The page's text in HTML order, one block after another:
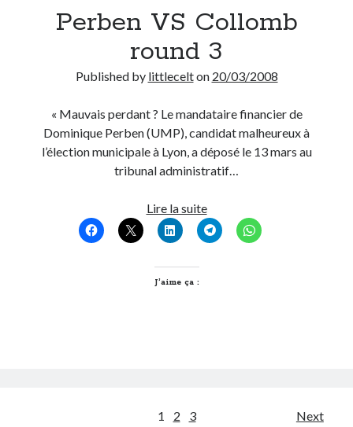
Perben VS Collomb
round 3
Published by littlecelton 20/03/2008
« Mauvais perdant ? Le mandataire financier de
Dominique Perben (UMP), candidat malheureux à
l’élection municipale à Lyon, a déposé le 13 mars au
tribunal administratif…
Lire la suitePerben
VS
Collomb
J’aime ça :
1 2 3 Next